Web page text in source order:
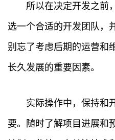
首
快
所以在决定开发之前
选一个合适的开发团队，
别忘了考虑后期的运营
长久发展的重要因素。
实际操作中，保持和
要。随时了解项目进展和